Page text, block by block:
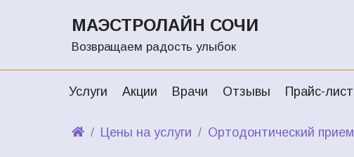
МАЭСТРОЛАЙН СОЧИ
Возвращаем радость улыбок
Услуги Акции Врачи Отзывы Прайс-лист
Цены на услуги Ортодонтический прием